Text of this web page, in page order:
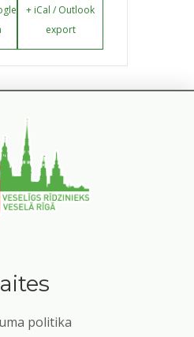
+ iCal / Outlook
export
politika